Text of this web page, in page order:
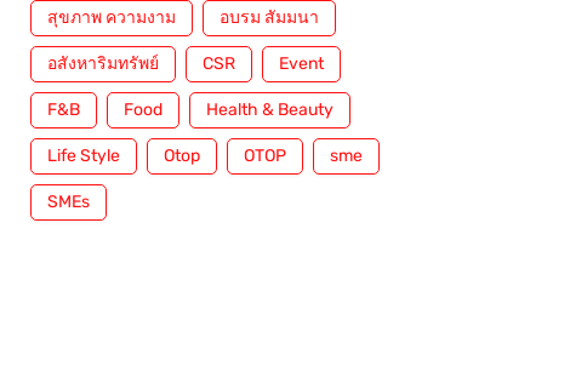
สุขภาพ ความงาม อบรม สัมมนา
อสังหาริมทรัพย์ CSR Event
F&B Food Health & Beauty
Life Style Otop OTOP sme
SMEs